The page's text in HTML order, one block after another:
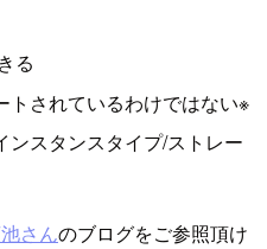
る
トされているわけではない※
スタンスタイプ/ストレー
さんのブログをご参照頂け